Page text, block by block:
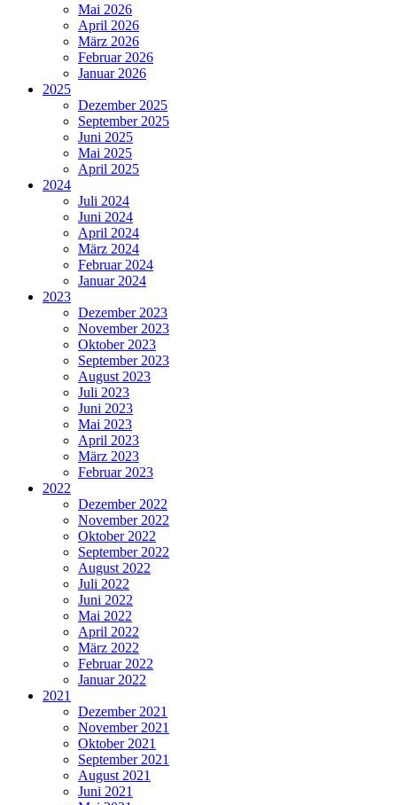
Mai 2026
April 2026
März 2026
Februar 2026
Januar 2026
2025
Dezember 2025
September 2025
Juni 2025
Mai 2025
April 2025
2024
Juli 2024
Juni 2024
April 2024
März 2024
Februar 2024
Januar 2024
2023
Dezember 2023
November 2023
Oktober 2023
September 2023
August 2023
Juli 2023
Juni 2023
Mai 2023
April 2023
März 2023
Februar 2023
2022
Dezember 2022
November 2022
Oktober 2022
September 2022
August 2022
Juli 2022
Juni 2022
Mai 2022
April 2022
März 2022
Februar 2022
Januar 2022
2021
Dezember 2021
November 2021
Oktober 2021
September 2021
August 2021
Juni 2021